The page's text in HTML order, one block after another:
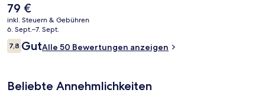
Der
aktuelle
Preis
beträgt
79 €.
79 €
inkl. Steuern & Gebühren
6. Sept.–7. Sept.
Bewertungen
7,87,8 von 10.
GutAlle 50 Bewertungen anzeigen
Beliebte Annehmlichkeiten